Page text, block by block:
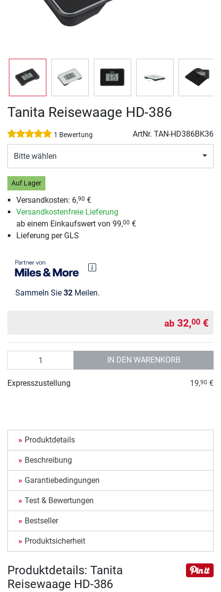
Tanita Reisewaage HD-386
1 Bewertung ArtNr. TAN-HD386BK36
Bitte wählen
Auf Lager
Versandkosten: 6,90 €
Versandkostenfreie Lieferung
ab einem Einkaufswert von 99,00 €
Lieferung per GLS
Sammeln Sie 32 Meilen.
ab 32,00 €
IN DEN WARENKORB
Expresszustellung 19,90 €
Produktdetails
Beschreibung
Garantiebedingungen
Test & Bewertungen
Bestseller
Produktsicherheit
Produktdetails: Tanita
Reisewaage HD-386